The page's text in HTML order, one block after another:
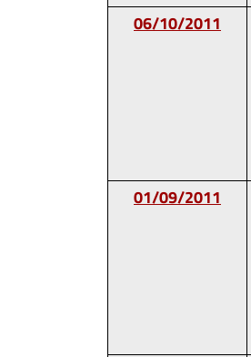
06/10/2011
01/09/2011